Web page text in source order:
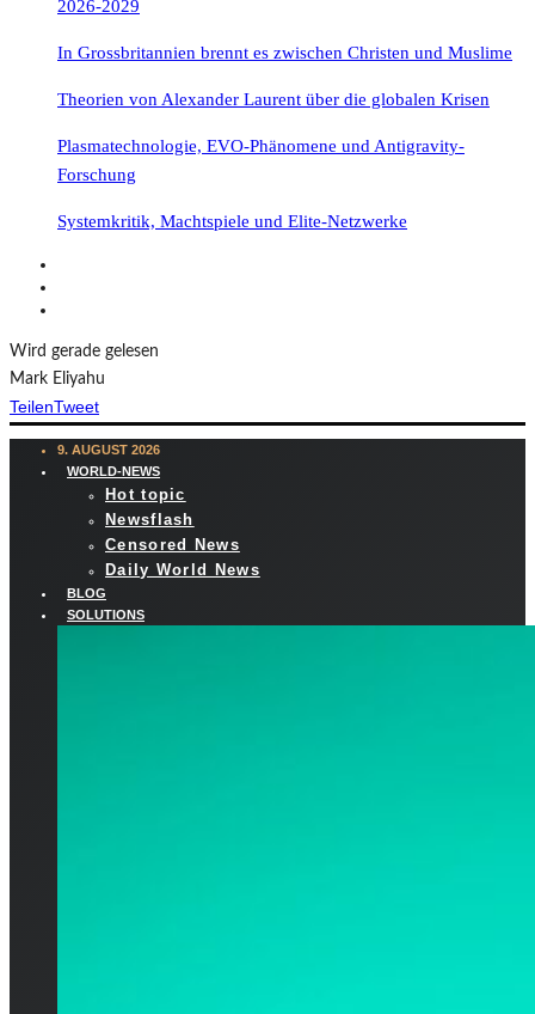
2026-2029
In Grossbritannien brennt es zwischen Christen und Muslime
Theorien von Alexander Laurent über die globalen Krisen
Plasmatechnologie, EVO-Phänomene und Antigravity-
Forschung
Systemkritik, Machtspiele und Elite-Netzwerke
Wird gerade gelesen
Mark Eliyahu
TeilenTweet
9. AUGUST 2026
WORLD-NEWS
Hot topic
Newsflash
Censored News
Daily World News
BLOG
SOLUTIONS